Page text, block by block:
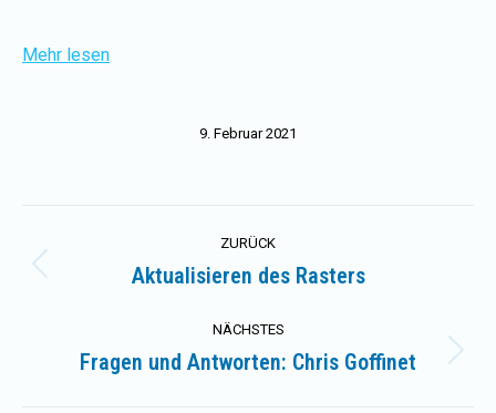
Mehr lesen
9. Februar 2021
Kommentarnavigation
ZURÜCK
Vorheriger
Aktualisieren des Rasters
NÄCHSTES
Nächster
Fragen und Antworten: Chris Goffinet